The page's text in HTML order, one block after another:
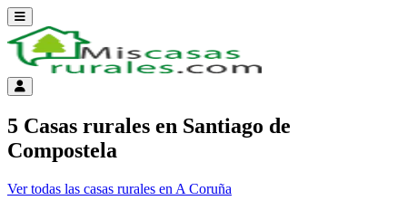
Abrir menú
Menú de cuenta
5 Casas rurales en Santiago de
Compostela
Ver todas las casas rurales en A Coruña